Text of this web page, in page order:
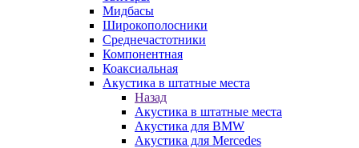
Мидбасы
Широкополосники
Среднечастотники
Компонентная
Коаксиальная
Акустика в штатные места
Назад
Акустика в штатные места
Акустика для BMW
Акустика для Mercedes